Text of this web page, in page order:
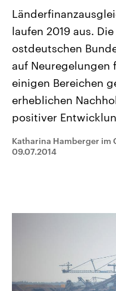
Landtagswahl Sachsen-
2026
Alle Informationen
Sachsen-Anhalt wählt
September 2026 einen
Bundesland von einer
Umfragen, Prognosen,
Wahlprogramme, aktuelle
und Hintergründe zu den
Sendungen
laufen 2019 aus.
ostdeutschen
auf Neuregelungen
einigen Bereichen
erheblichen
positiver
Katharina Hamberger im
09.07.2014